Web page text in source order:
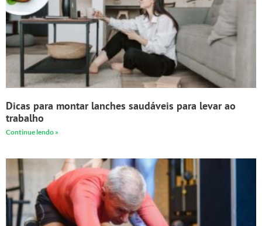
Dicas para montar lanches saudáveis para levar ao
trabalho
Continue lendo »